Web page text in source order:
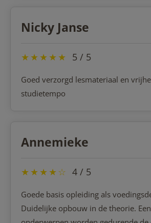
Nicky Janse
★★★★★ 5 / 5
Goed verzorgd lesmateriaal en
studietempo
Annemieke
★★★★☆ 4 / 5
Goede basis opleiding als
Duidelijke opbouw in de theorie.